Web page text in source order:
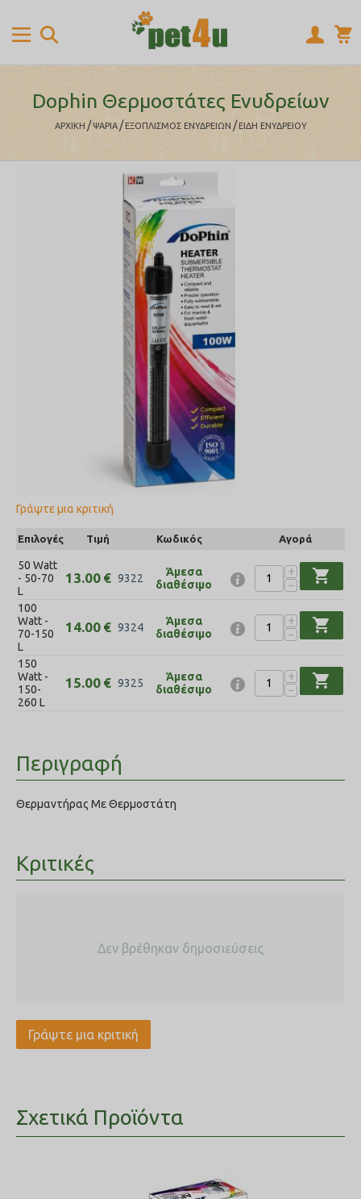
Dophin Θερμοστάτες Ενυδρείων
ΑΡΧΙΚΉ / ΨΑΡΙΑ / ΕΞΟΠΛΙΣΜΟΣ ΕΝΥΔΡΕΙΩΝ / ΕΙΔΗ ΕΝΥΔΡΕΙΟΥ
Γράψτε μια κριτική
Επιλογές Τιμή Κωδικός Αγορά
50 Watt
- 50-70
L
13.00 € 9322
Άμεσα
διαθέσιμο
+
−
shopping_cart
100
Watt -
70-150
L
14.00 € 9324
Άμεσα
διαθέσιμο
+
−
shopping_cart
150
Watt -
150-
260 L
15.00 € 9325
Άμεσα
διαθέσιμο
+
−
shopping_cart
Περιγραφή
Θερμαντήρας Με Θερμοστάτη
Κριτικές
Δεν βρέθηκαν δημοσιεύσεις
Γράψτε μια κριτική
Σχετικά Προϊόντα